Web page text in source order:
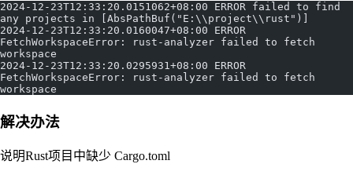
2024-12-23T12:33:20.0151062+08:00 ERROR failed to find
any projects in [AbsPathBuf("E:\\project\\rust")]
2024-12-23T12:33:20.0160047+08:00 ERROR
FetchWorkspaceError: rust-analyzer failed to fetch
workspace
2024-12-23T12:33:20.0295931+08:00 ERROR
FetchWorkspaceError: rust-analyzer failed to fetch
workspace
解决办法
说明Rust项目中缺少 Cargo.toml